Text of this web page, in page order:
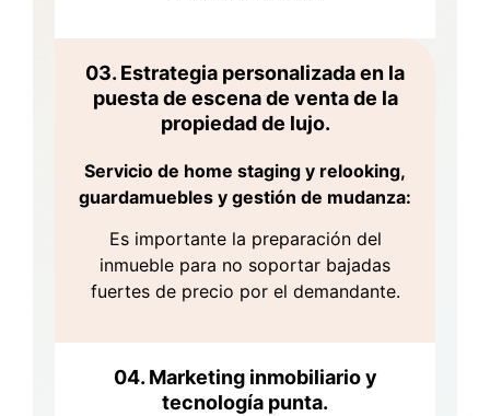
03. Estrategia personalizada en la
puesta de escena de venta de la
propiedad de lujo.
Servicio de home staging y relooking,
guardamuebles y gestión de mudanza:
Es importante la preparación del
inmueble para no soportar bajadas
fuertes de precio por el demandante.
04. Marketing inmobiliario y
tecnología punta.